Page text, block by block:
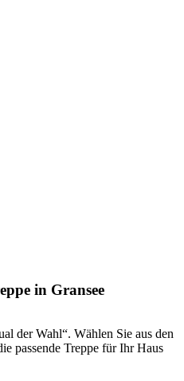
in Gransee
der Wahl“. Wählen Sie aus den
passende Treppe für Ihr Haus